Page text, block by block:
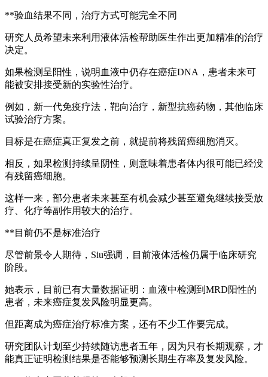
**验血结果不同，治疗方式可能完全不同
研究人员希望未来利用液体活检帮助医生作出更加精准的治疗
决定。
如果检测呈阳性，说明血液中仍存在癌症DNA，患者未来可
能被安排接受新的实验性治疗。
例如，新一代免疫疗法，靶向治疗，新型抗癌药物，其他临床
试验治疗方案。
目标是在癌症真正复发之前，就提前将残留癌细胞消灭。
相反，如果检测持续呈阴性，则意味着患者体内很可能已经没
有残留癌细胞。
这样一来，部分患者未来甚至有机会减少甚至避免继续接受放
疗、化疗等副作用较大的治疗。
**目前仍不是标准治疗
尽管前景令人期待，Siu强调，目前液体活检仍属于临床研究
阶段。
她表示，目前已有大量数据证明：血液中检测到MRD阳性的
患者，未来癌症复发风险明显更高。
但距离成为癌症治疗标准方案，还有不少工作要完成。
研究团队计划至少持续随访患者五年，因为只有长期观察，才
能真正证明检测结果是否能够预测长期生存率及复发风险。